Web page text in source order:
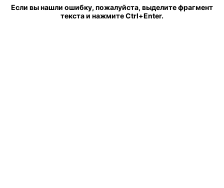
Если вы нашли ошибку, пожалуйста, выделите фрагмент
текста и нажмите Ctrl+Enter.